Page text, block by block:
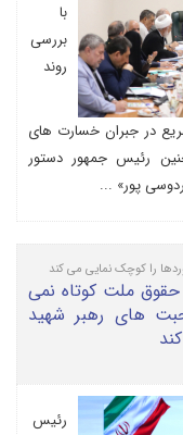
با
بررسی
روند
در جبران خسارت های
رئیس جمهور دستور
پور» ...
را کوچک نمایی می کند
حقوق ملت کوتاه نمی
های رهبر شهید
رئیس